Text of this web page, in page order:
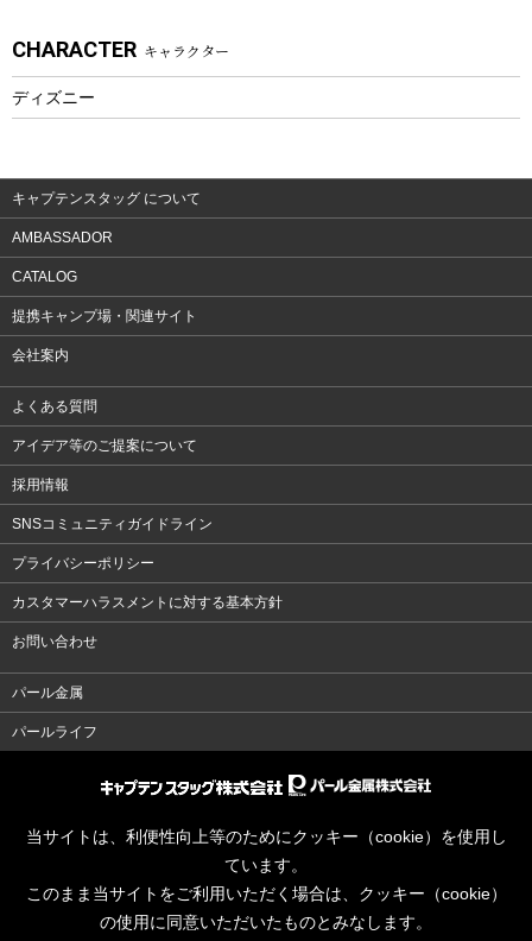
ウェア、タオル
ウェア
CHARACTER キャラクター
ディズニー
キャプテンスタッグ について
AMBASSADOR
CATALOG
提携キャンプ場・関連サイト
会社案内
よくある質問
アイデア等のご提案について
採用情報
SNSコミュニティガイドライン
プライバシーポリシー
カスタマーハラスメントに対する基本方針
お問い合わせ
パール金属
パールライフ
当サイトは、利便性向上等のためにクッキー（cookie）を使用し
ています。
このまま当サイトをご利用いただく場合は、クッキー（cookie）
の使用に同意いただいたものとみなします。